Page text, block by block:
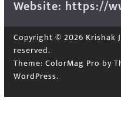
Website: https://
Copyright © 2026 Krishak
reserved.
Theme: ColorMag Pro by
WordPress.